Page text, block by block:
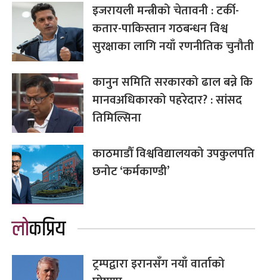
इजरायली मन्त्रीको चेतावनी : टर्की-
कतार-पाकिस्तान गठबन्धन विश्व
सुरक्षाका लागि नयाँ रणनीतिक चुनौती
कानुन समिति सरकारको ढाल बन्ने कि
मानवअधिकारको पहरेदार? : सांसद
तिमिल्सिना
काठमाडौँ विश्वविद्यालयको उपकुलपति
छनोट ‘कर्मकाण्डी’
लोकप्रिय
ट्रम्पद्वारा इरानसँग नयाँ वार्ताको